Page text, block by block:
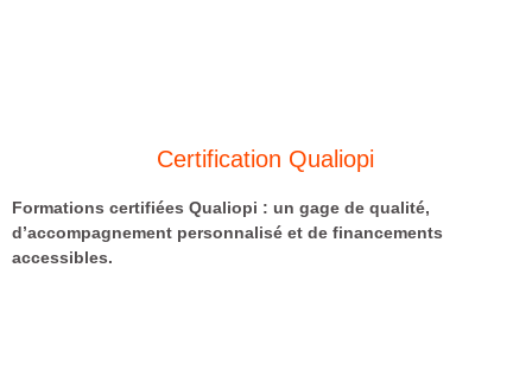
Certification Qualiopi
Formations certifiées Qualiopi : un gage de qualité,
d’accompagnement personnalisé et de financements
accessibles.